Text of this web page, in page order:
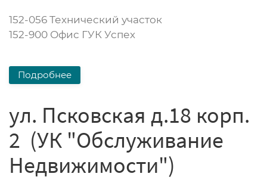
152-056 Технический участок
152-900 Офис ГУК Успех
Подробнее
ул. Псковская д.18 корп.
2 (УК "Обслуживание
Недвижимости")